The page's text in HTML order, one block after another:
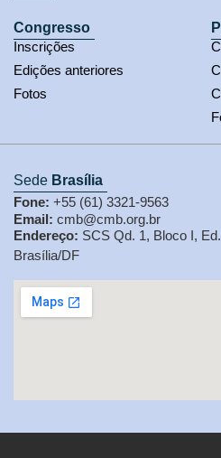
Congresso
Inscrições
Edições anteriores
Fotos
Sede Brasília
Fone: +55 (61) 3321-9563
Email: cmb@cmb.org.br
Endereço: SCS Qd. 1, Bloco I,
Brasília/DF